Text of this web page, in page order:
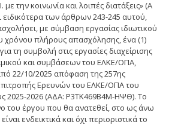
και
2014-2020
ΕΛ.ΙΔ.Ε.Κ.
την κοινωνία και λοιπές διατάξεις» (Α
ειδικότερα των άρθρων 243-245 αυτού,
με σύμβαση εργασίας ιδιωτικού
χρόνου πλήρους απασχόλησης, ένα (1)
τη συμβολή στις εργασίες διαχείρισης
και συμβάσεων του ΕΛΚΕ/ΟΠΑ,
22/10/2025 απόφαση της 257ης
Ερευνών του ΕΛΚΕ/ΟΠΑ του
2025-2026 (ΑΔΑ: Ρ3ΤΚ469Β4Μ-ΗΨΘ). Το
του έργου που θα ανατεθεί, στο ως άνω
ενδεικτικά και όχι περιοριστικά το